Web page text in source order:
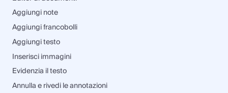
Aggiungi note
Aggiungi francobolli
Aggiungi testo
Inserisci immagini
Evidenzia il testo
Annulla e rivedi le annotazioni